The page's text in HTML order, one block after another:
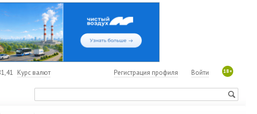
Курс валют 18+
Войти
Регистрация профиля